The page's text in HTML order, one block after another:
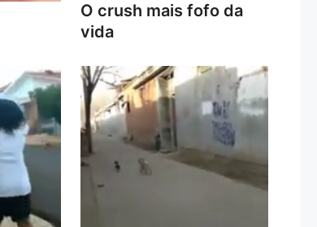
O crush mais fofo da
vida